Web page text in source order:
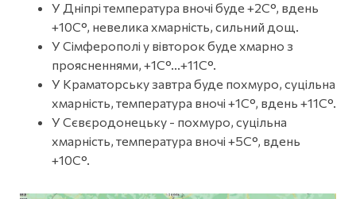
У Дніпрі температура вночі буде +2С°, вдень
+10С°, невелика хмарність, сильний дощ.
У Сімферополі у вівторок буде хмарно з
проясненнями, +1С°...+11С°.
У Краматорську завтра буде похмуро, суцільна
хмарність, температура вночі +1С°, вдень +11С°.
У Сєвєродонецьку - похмуро, суцільна
хмарність, температура вночі +5С°, вдень
+10С°.